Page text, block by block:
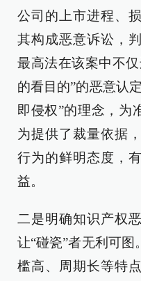
公司的上市进程、
其构成恶意诉讼，
最高法在该案中不
的看目的”的恶意认
即侵权”的理念，为
为提供了裁量依据
行为的鲜明态度，
益。
二是明确知识产权
让“碰瓷”者无利可
槛高、周期长等特